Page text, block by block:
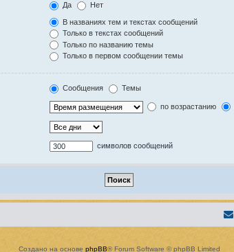
Да Нет
В названиях тем и текстах сообщений
Только в текстах сообщений
Только по названию темы
Только в первом сообщении темы
Сообщения Темы
по возрастанию
символов сообщений
Создано на основе phpBB® Forum Software © phpBB Limited